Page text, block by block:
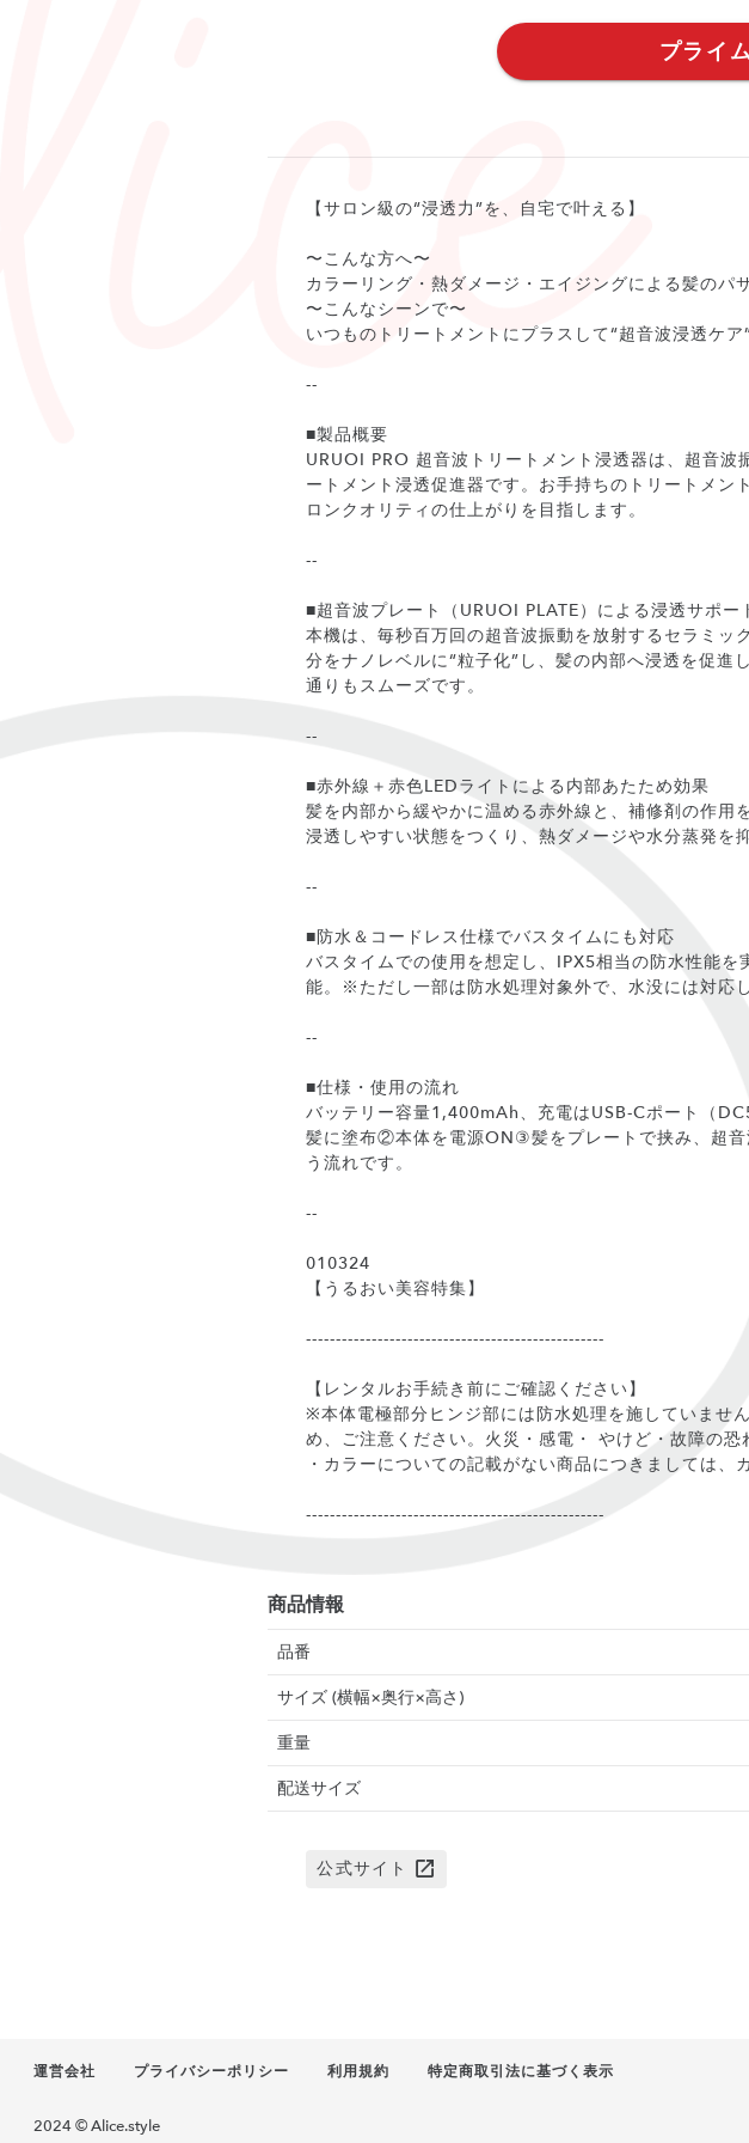
プライ
【サロン級の“浸透力”を、自宅で叶える】
〜こんな方へ〜
カラーリング・熱ダメージ・エイジングによる髪のパ
〜こんなシーンで〜
いつものトリートメントにプラスして“超音波浸透ケ
--
■製品概要
URUOI PRO 超音波トリートメント浸透器は、超音波
ートメント浸透促進器です。お手持ちのトリートメ
ロンクオリティの仕上がりを目指します。
--
■超音波プレート（URUOI PLATE）による浸透サポー
本機は、毎秒百万回の超音波振動を放射するセラミ
分をナノレベルに“粒子化”し、髪の内部へ浸透を促
通りもスムーズです。
--
■赤外線＋赤色LEDライトによる内部あたため効果
髪を内部から緩やかに温める赤外線と、補修剤の作
浸透しやすい状態をつくり、熱ダメージや水分蒸発を
--
■防水＆コードレス仕様でバスタイムにも対応
バスタイムでの使用を想定し、IPX5相当の防水性能
能。※ただし一部は防水処理対象外で、水没には対応
--
■仕様・使用の流れ
バッテリー容量1,400mAh、充電はUSB-Cポート（
髪に塗布②本体を電源ON③髪をプレートで挟み、超
う流れです。
--
010324
【うるおい美容特集】
--------------------------------------------------
【レンタルお手続き前にご確認ください】
※本体電極部分ヒンジ部には防水処理を施していませ
め、ご注意ください。火災・感電・ やけど・故障の
・カラーについての記載がない商品につきましては、
--------------------------------------------------
商品情報
品番
サイズ (横幅×奥行×高さ)
重量
配送サイズ
公式サイト
運営会社 プライバシーポリシー 利用規約 特定商取引法に基づく表示
2024 © Alice.style